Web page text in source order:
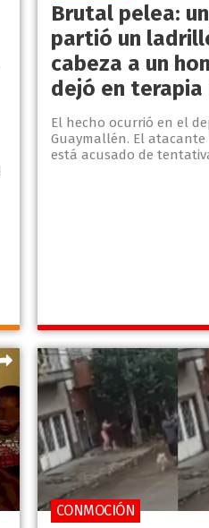
Brutal pelea:
partió un
cabeza a un
dejó en terapia
El hecho ocurrió en el
Guaymallén. El
está acusado de
CONMOCIÓN